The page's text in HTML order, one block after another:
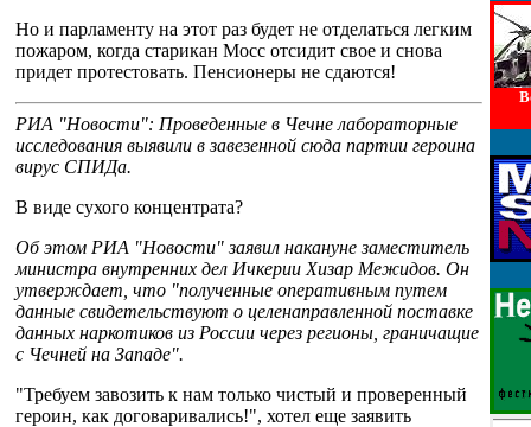
Но и парламенту на этот раз будет не отделаться легким
пожаром, когда старикан Мосс отсидит свое и снова
придет протестовать. Пенсионеры не сдаются!
РИА "Новости": Проведенные в Чечне лабораторные
исследования выявили в завезенной сюда партии героина
вирус СПИДа.
В виде сухого концентрата?
Об этом РИА "Новости" заявил накануне заместитель
министра внутренних дел Ичкерии Хизар Межидов. Он
утверждает, что "полученные оперативным путем
данные свидетельствуют о целенаправленной поставке
данных наркотиков из России через регионы, граничащие
с Чечней на Западе".
"Требуем завозить к нам только чистый и проверенный
героин, как договаривались!", хотел еще заявить